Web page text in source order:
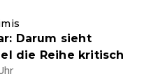
Darum sieht
die Reihe kritisch